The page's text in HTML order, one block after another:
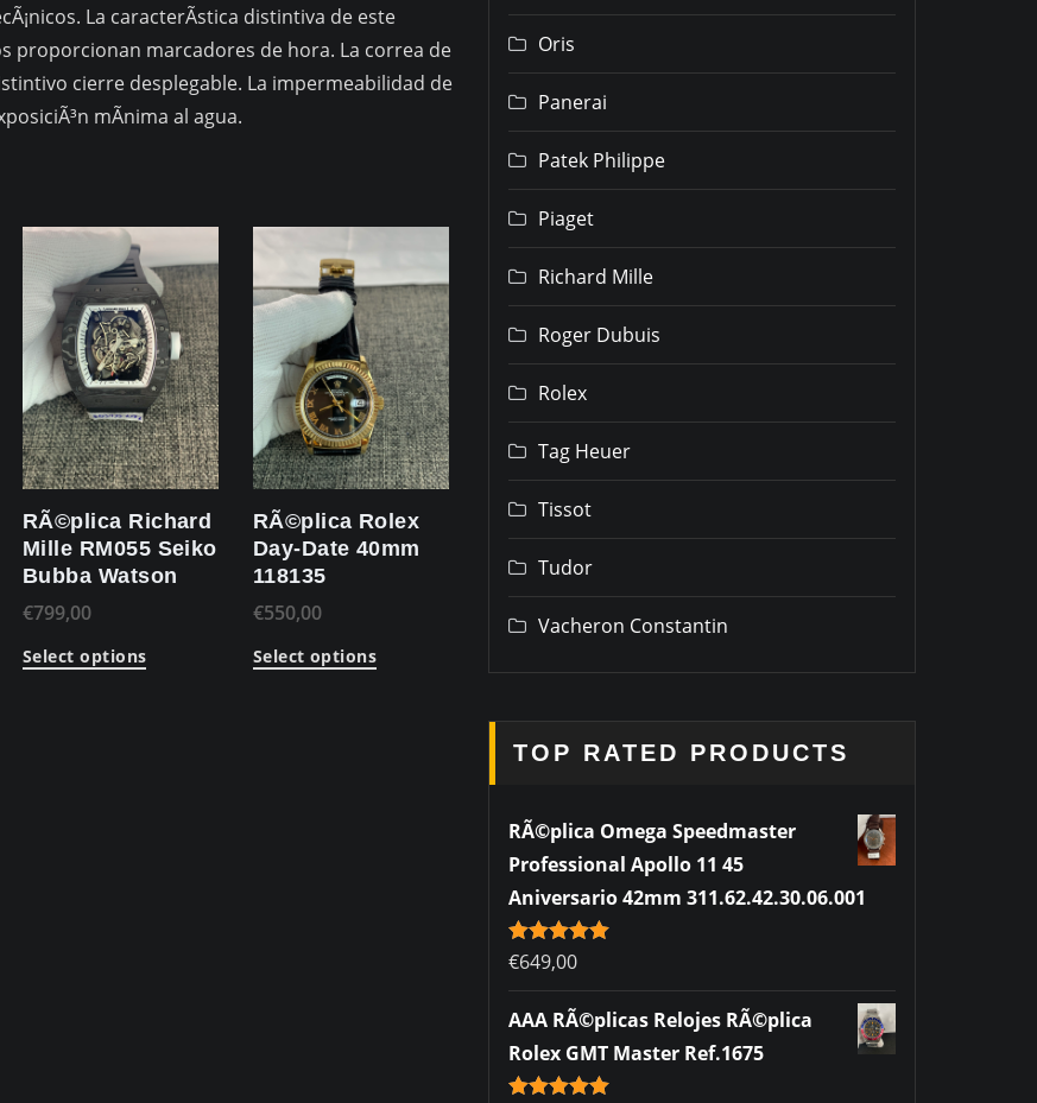
La caracterÃ­stica distintiva de este
proporcionan marcadores de hora. La correa de
cierre desplegable. La impermeabilidad de
mÃ­nima al agua.
RÃ©plica Richard
Mille RM055 Seiko
Bubba Watson
€799,00
Select options
RÃ©plica Rolex
Day-Date 40mm
118135
€550,00
Select options
Oris
Panerai
Patek Philippe
Piaget
Richard Mille
Roger Dubuis
Rolex
Tag Heuer
Tissot
Tudor
Vacheron Constantin
TOP RATED PRODUCTS
RÃ©plica Omega Speedmaster
Professional Apollo 11 45
Aniversario 42mm 311.62.42.30.06.001
Rated5.00
out of 5
€649,00
AAA RÃ©plicas Relojes RÃ©plica
Rolex GMT Master Ref.1675